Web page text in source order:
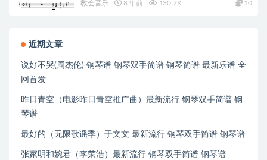
教会音乐 8 年前 130.7K 10
近期文章
说好不哭(周杰伦) 钢琴谱 钢琴双手简谱 钢琴简谱 最新乐谱 全
网首发
昨日青空（电影昨日青空推广曲）最新流行 钢琴双手简谱 钢
琴谱
最好的（无限歌谣季）于文文 最新流行 钢琴双手简谱 钢琴谱
张家明和婉君（李荣浩）最新流行 钢琴双手简谱 钢琴谱